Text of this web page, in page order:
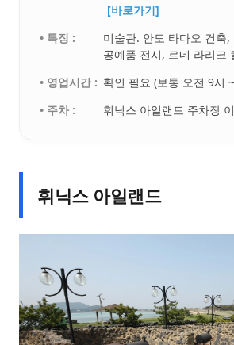
[바로가기]
• 특징 :
미술관. 안도 타다오 건축,
공예품 전시, 르네 라리크
• 영업시간 : 확인 필요 (보통 오전 9시
• 주차 :
휘닉스 아일랜드 주차장
휘닉스 아일랜드